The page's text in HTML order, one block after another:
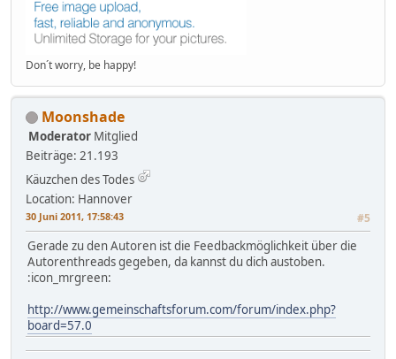
Don´t worry, be happy!
Moonshade
Moderator Mitglied
Beiträge: 21.193
Käuzchen des Todes
Location: Hannover
30 Juni 2011, 17:58:43 #5
Gerade zu den Autoren ist die Feedbackmöglichkeit über die
Autorenthreads gegeben, da kannst du dich austoben.
:icon_mrgreen:
http://www.gemeinschaftsforum.com/forum/index.php?
board=57.0